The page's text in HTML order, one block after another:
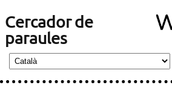
Cercador de
paraules